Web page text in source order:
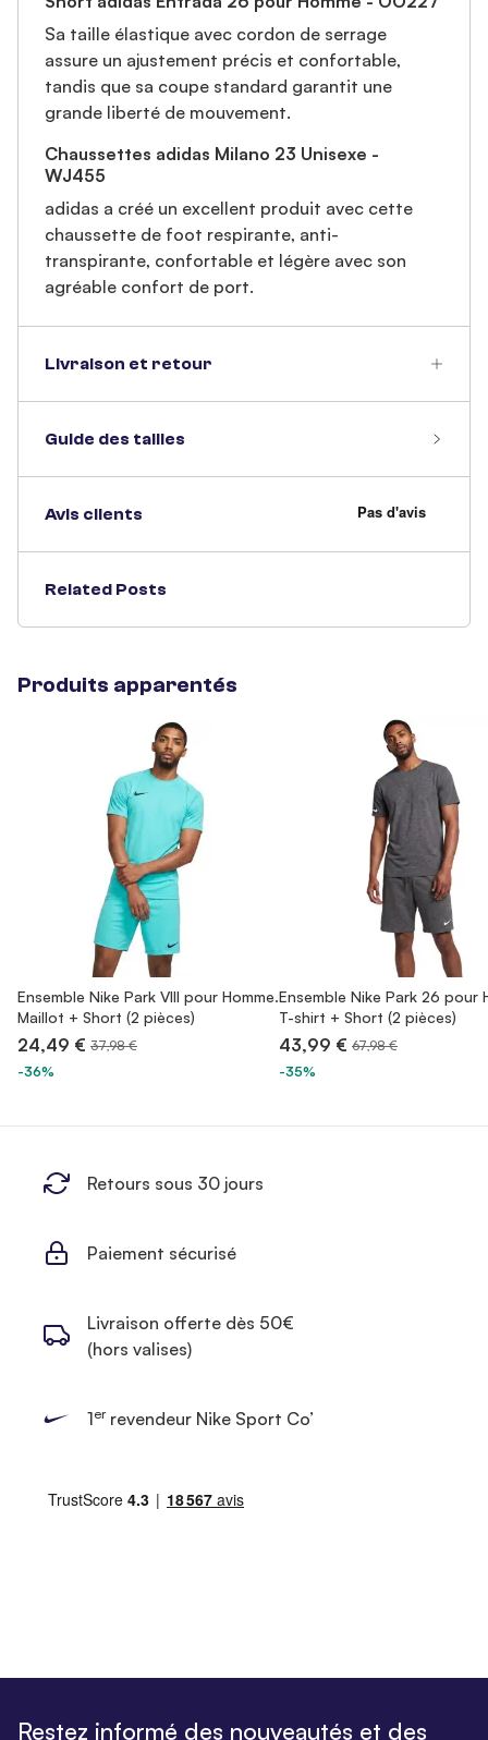
Sa taille élastique avec cordon de serrage
assure un ajustement précis et confortable,
tandis que sa coupe standard garantit une
grande liberté de mouvement.
Chaussettes adidas Milano 23 Unisexe -
WJ455
adidas a créé un excellent produit avec cette
chaussette de foot respirante, anti-
transpirante, confortable et légère avec son
agréable confort de port.
Livraison et retour
Guide des tailles
Avis clients
Related Posts
Produits apparentés
Ensemble Nike Park VIII pour Homme.
Maillot + Short (2 pièces)
24,49 € 37,98 €
-36%
Ensemble Nike Park 26 pour
T-shirt + Short (2 pièces)
43,99 € 67,98 €
-35%
Retours sous 30 jours
Paiement sécurisé
Livraison offerte dès 50€
(hors valises)
1errevendeur Nike Sport Co’
Restez informé des nouveautés et des